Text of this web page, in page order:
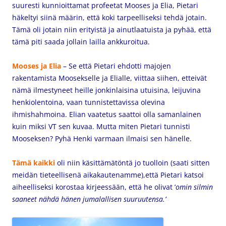
suuresti kunnioittamat profeetat Mooses ja Elia, Pietari
häkeltyi siinä määrin, että koki tarpeelliseksi tehdä jotain.
Tämä oli jotain niin erityistä ja ainutlaatuista ja pyhää, että
tämä piti saada jollain lailla ankkuroitua.
Mooses ja Elia – Se että Pietari ehdotti majojen
rakentamista Moosekselle ja Elialle, viittaa siihen, etteivät
nämä ilmestyneet heille jonkinlaisina utuisina, leijuvina
henkiolentoina, vaan tunnistettavissa olevina
ihmishahmoina. Elian vaatetus saattoi olla samanlainen
kuin miksi VT sen kuvaa. Mutta miten Pietari tunnisti
Mooseksen? Pyhä Henki varmaan ilmaisi sen hänelle.
Tämä kaikki oli niin käsittämätöntä jo tuolloin (saati sitten
meidän tieteellisenä aikakautenamme),että Pietari katsoi
aiheelliseksi korostaa kirjeessään, että he olivat ’omin silmin
saaneet nähdä hänen jumalallisen suuruutensa.’